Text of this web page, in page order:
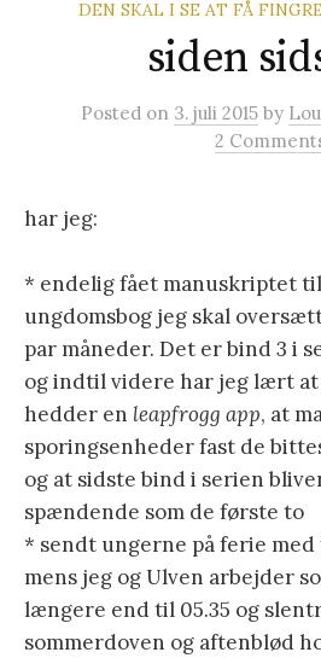
DEN SKAL I SE AT FÅ
siden
Posted on 3. juli 2015 by
2
har jeg:
* endelig fået manuskriptet
ungdomsbog jeg skal
par måneder. Det er bind 3 i
og indtil videre har jeg lært
hedder en leapfrogg app, at
sporingsenheder fast de
og at sidste bind i serien
spændende som de første to
* sendt ungerne på ferie
mens jeg og Ulven arbejder
længere end til 05.35 og
sommerdoven og aftenblød